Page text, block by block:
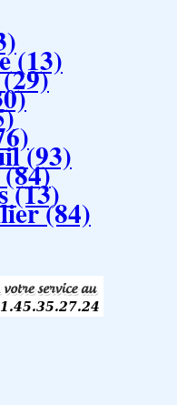
(13)
(93)
(13)(84)